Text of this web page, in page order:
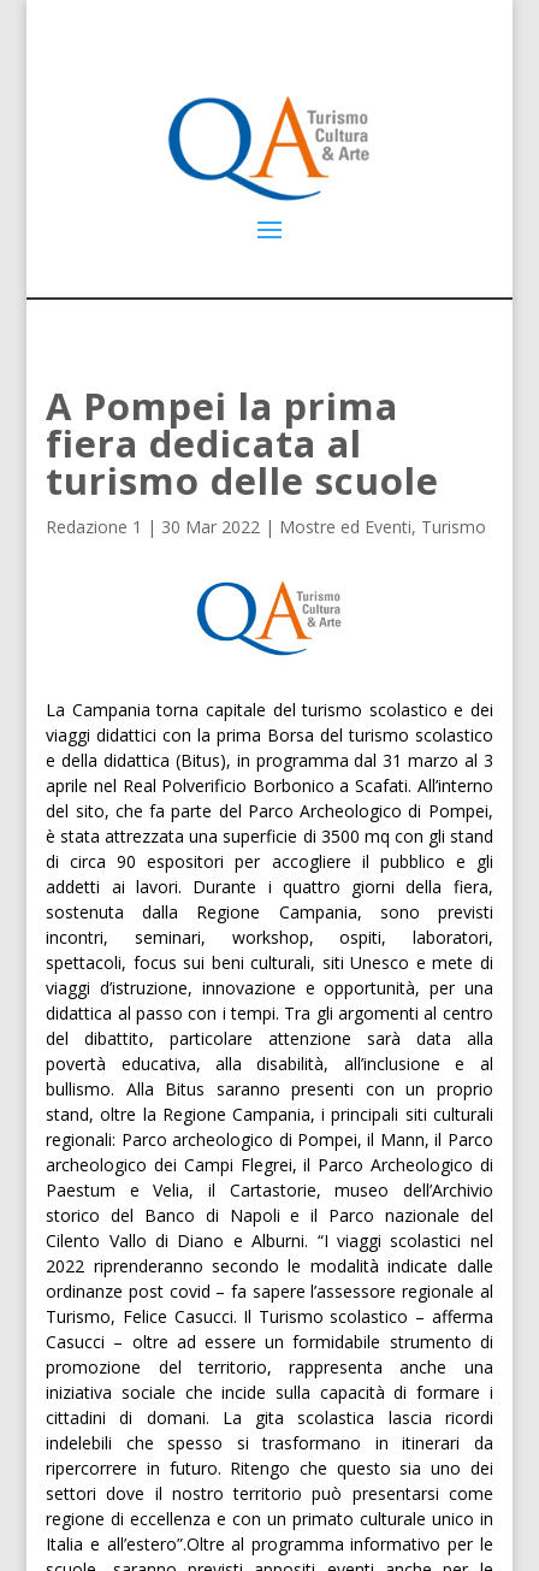
A Pompei la prima
fiera dedicata al
turismo delle scuole
Redazione 1 | 30 Mar 2022 | Mostre ed Eventi, Turismo
La Campania torna capitale del turismo scolastico e dei
viaggi didattici con la prima Borsa del turismo scolastico
e della didattica (Bitus), in programma dal 31 marzo al 3
aprile nel Real Polverificio Borbonico a Scafati. All’interno
del sito, che fa parte del Parco Archeologico di Pompei,
è stata attrezzata una superficie di 3500 mq con gli stand
di circa 90 espositori per accogliere il pubblico e gli
addetti ai lavori. Durante i quattro giorni della fiera,
sostenuta dalla Regione Campania, sono previsti
incontri, seminari, workshop, ospiti, laboratori,
spettacoli, focus sui beni culturali, siti Unesco e mete di
viaggi d’istruzione, innovazione e opportunità, per una
didattica al passo con i tempi. Tra gli argomenti al centro
del dibattito, particolare attenzione sarà data alla
povertà educativa, alla disabilità, all’inclusione e al
bullismo. Alla Bitus saranno presenti con un proprio
stand, oltre la Regione Campania, i principali siti culturali
regionali: Parco archeologico di Pompei, il Mann, il Parco
archeologico dei Campi Flegrei, il Parco Archeologico di
Paestum e Velia, il Cartastorie, museo dell’Archivio
storico del Banco di Napoli e il Parco nazionale del
Cilento Vallo di Diano e Alburni. “I viaggi scolastici nel
2022 riprenderanno secondo le modalità indicate dalle
ordinanze post covid – fa sapere l’assessore regionale al
Turismo, Felice Casucci. Il Turismo scolastico – afferma
Casucci – oltre ad essere un formidabile strumento di
promozione del territorio, rappresenta anche una
iniziativa sociale che incide sulla capacità di formare i
cittadini di domani. La gita scolastica lascia ricordi
indelebili che spesso si trasformano in itinerari da
ripercorrere in futuro. Ritengo che questo sia uno dei
settori dove il nostro territorio può presentarsi come
regione di eccellenza e con un primato culturale unico in
Italia e all’estero”.Oltre al programma informativo per le